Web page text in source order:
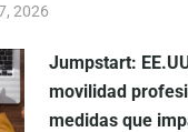
2026
Jumpstart:
movilidad
medidas que